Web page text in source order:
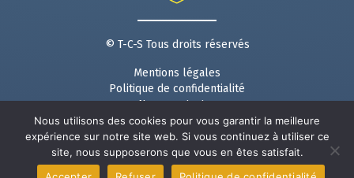
© T-C-S Tous droits réservés
Mentions légales
Politique de confidentialité
Nous contacter
Suivez nous sur les réseaux :
Site réalisé avec ❤ par Agence Point Com à Perpignan
Nous utilisons des cookies pour vous garantir la meilleure
expérience sur notre site web. Si vous continuez à utiliser ce
site, nous supposerons que vous en êtes satisfait.